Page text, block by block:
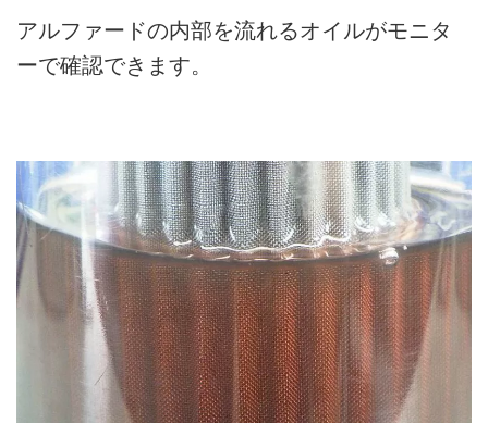
アルファードの内部を流れるオイルがモニタ
ーで確認できます。